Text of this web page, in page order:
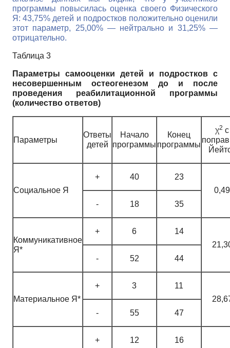
программы повысилась оценка своего Физического
Я: 43,75% детей и подростков положительно оценили
этот параметр, 25,00% — нейтрально и 31,25% —
отрицательно.
Таблица 3
Параметры самооценки детей и подростков с
несовершенным остеогенезом до и после
проведения реабилитационной программы
(количество ответов)
Параметры
Ответы
детей
Начало
программы
Конец
программы
χ2 с
Социальное Я
+ 40
23
0,49
-
18 35
Коммуникативное
Я*
+ 6
14
-
52 44
Материальное Я*
+ 3
11
-
55 47
+ 12
16